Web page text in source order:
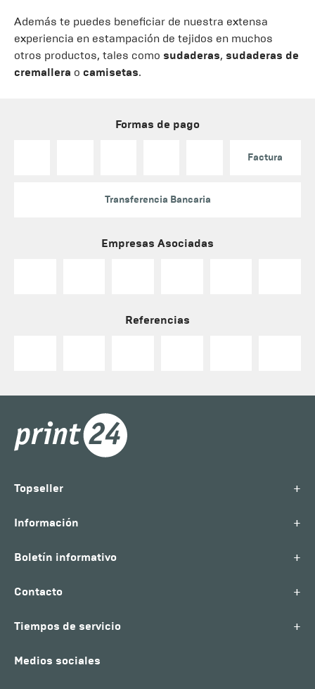
Además te puedes beneficiar de nuestra extensa
experiencia en estampación de tejidos en muchos
otros productos, tales como sudaderas, sudaderas de
cremallera o camisetas.
Formas de pago
Factura
Transferencia Bancaria
Empresas Asociadas
Referencias
Topseller +
Información +
Boletín informativo +
Contacto +
Tiempos de servicio +
Medios sociales